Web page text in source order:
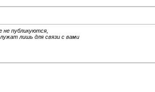
не публикуются,
лишь для связи с вами